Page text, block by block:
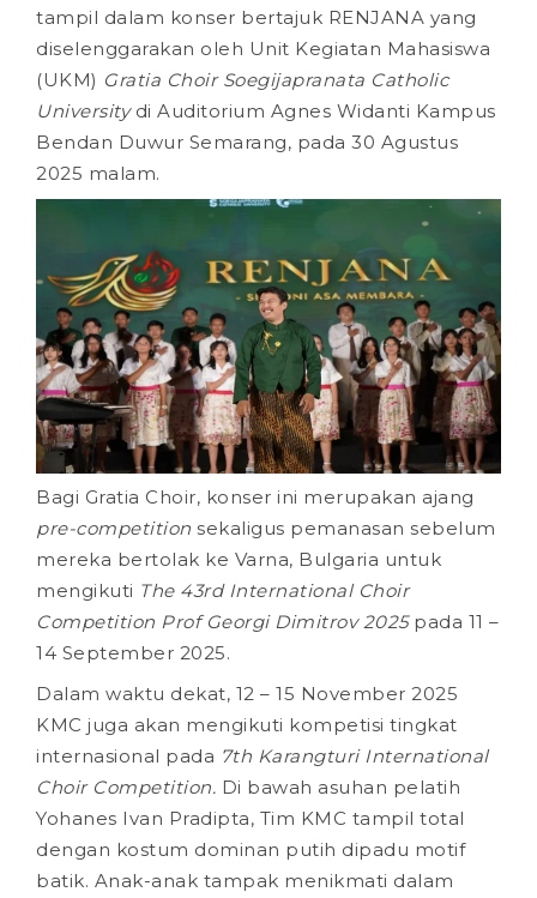
tampil dalam konser bertajuk RENJANA yang
diselenggarakan oleh Unit Kegiatan Mahasiswa
(UKM) Gratia Choir Soegijapranata Catholic
Universitydi Auditorium Agnes Widanti Kampus
Bendan Duwur Semarang, pada 30 Agustus
2025 malam.
Bagi Gratia Choir, konser ini merupakan ajang
pre-competition sekaligus pemanasan sebelum
mereka bertolak ke Varna, Bulgaria untuk
mengikuti The 43rd International Choir
Competition Prof Georgi Dimitrov 2025pada 11 –
14 September 2025.
Dalam waktu dekat, 12 – 15 November 2025
KMC juga akan mengikuti kompetisi tingkat
internasional pada 7th Karangturi International
Choir Competition. Di bawah asuhan pelatih
Yohanes Ivan Pradipta, Tim KMC tampil total
dengan kostum dominan putih dipadu motif
batik. Anak-anak tampak menikmati dalam